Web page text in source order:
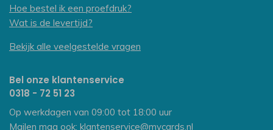
Hoe bestel ik een proefdruk?
Wat is de levertijd?
Bekijk alle veelgestelde vragen
Bel onze klantenservice
0318 - 72 51 23
Op werkdagen van 09:00 tot 18:00 uur
Mailen mag ook: klantenservice@mycards.nl